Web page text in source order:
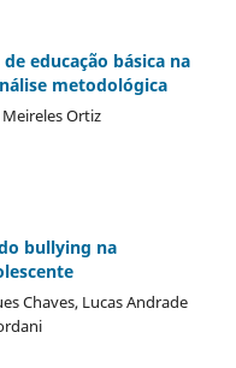
educação básica na
metodológica
Ortiz
bullying na
Chaves, Lucas Andrade